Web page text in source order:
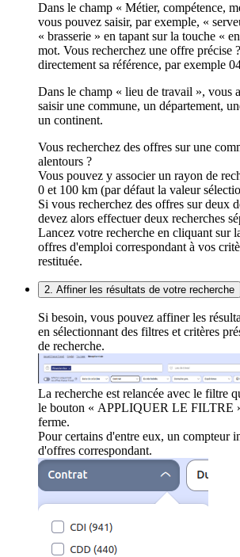
Dans le champ « Métier, compétence,
vous pouvez saisir, par exemple, «
« brasserie » en tapant sur la touche «
mot. Vous recherchez une offre précise
directement sa référence, par exemple
Dans le champ « lieu de travail », vous
saisir une commune, un département,
un continent.
Vous recherchez des offres sur une
alentours ?
Vous pouvez y associer un rayon de
0 et 100 km (par défaut la valeur
Si vous recherchez des offres sur deux
devez alors effectuer deux recherches
Lancez votre recherche en cliquant sur
offres d'emploi correspondant à vos
restituée.
2. Affiner les résultats de votre recherche
Si besoin, vous pouvez affiner les
en sélectionnant des filtres et critères
de recherche.
La recherche est relancée avec le filtre
le bouton « APPLIQUER LE FILTRE
ferme.
Pour certains d'entre eux, un compteur
d'offres correspondant.